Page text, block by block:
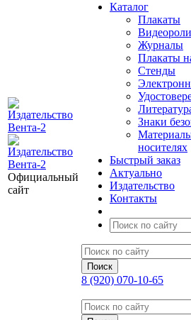
Официальный
сайт
Каталог
Плакаты
Журналы
Плакаты
Стенды
Знаки
носителях
Быстрый заказ
Актуально
Издательство
Контакты
8 (920) 070-10-65